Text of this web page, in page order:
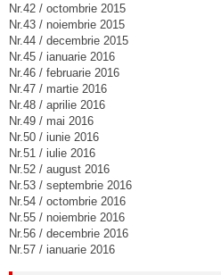
Nr.42 / octombrie 2015
Nr.43 / noiembrie 2015
Nr.44 / decembrie 2015
Nr.45 / ianuarie 2016
Nr.46 / februarie 2016
Nr.47 / martie 2016
Nr.48 / aprilie 2016
Nr.49 / mai 2016
Nr.50 / iunie 2016
Nr.51 / iulie 2016
Nr.52 / august 2016
Nr.53 / septembrie 2016
Nr.54 / octombrie 2016
Nr.55 / noiembrie 2016
Nr.56 / decembrie 2016
Nr.57 / ianuarie 2016